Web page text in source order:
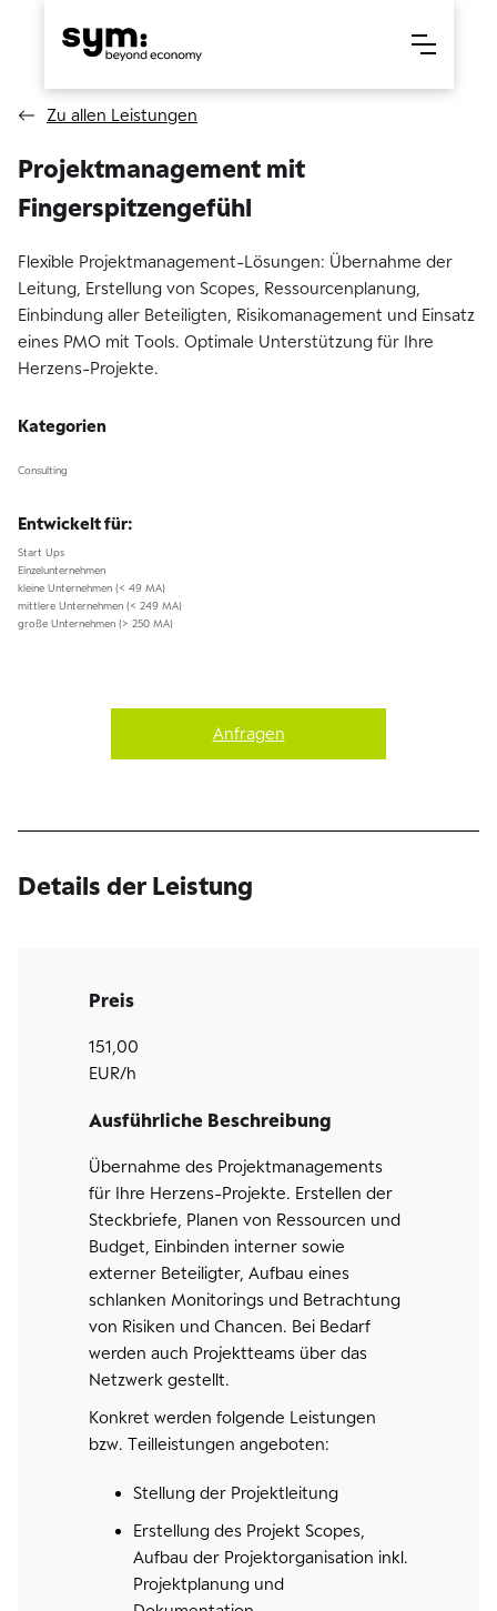
Zu allen Leistungen
Projektmanagement mit
Fingerspitzengefühl
Flexible Projektmanagement-Lösungen: Übernahme der
Leitung, Erstellung von Scopes, Ressourcenplanung,
Einbindung aller Beteiligten, Risikomanagement und Einsatz
eines PMO mit Tools. Optimale Unterstützung für Ihre
Herzens-Projekte.
Kategorien
Consulting
Entwickelt für:
Start Ups
Einzelunternehmen
kleine Unternehmen (< 49 MA)
mittlere Unternehmen (< 249 MA)
große Unternehmen (> 250 MA)
Anfragen
Details der Leistung
Preis
151,00
EUR/h
Ausführliche Beschreibung
Übernahme des Projektmanagements
für Ihre Herzens-Projekte. Erstellen der
Steckbriefe, Planen von Ressourcen und
Budget, Einbinden interner sowie
externer Beteiligter, Aufbau eines
schlanken Monitorings und Betrachtung
von Risiken und Chancen. Bei Bedarf
werden auch Projektteams über das
Netzwerk gestellt.
Konkret werden folgende Leistungen
bzw. Teilleistungen angeboten:
Stellung der Projektleitung
Erstellung des Projekt Scopes,
Aufbau der Projektorganisation inkl.
Projektplanung und